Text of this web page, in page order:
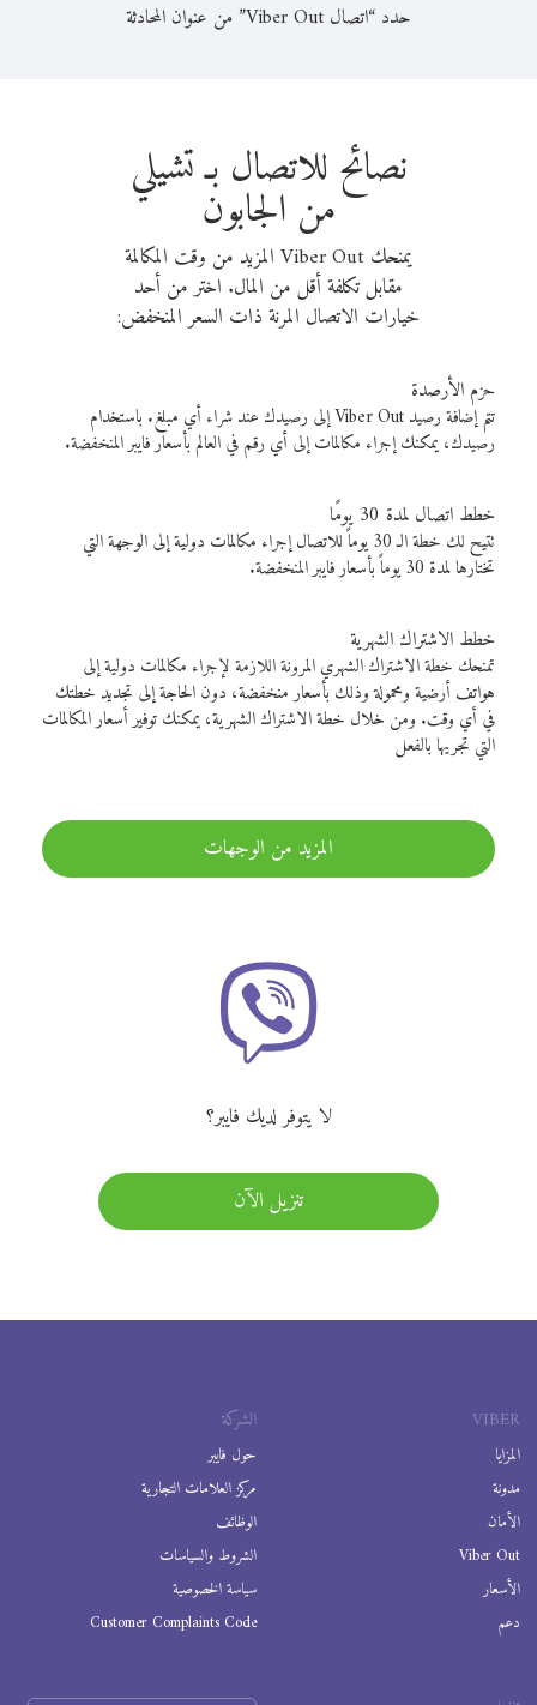
حدد “اتصال Viber Out” من عنوان المحادثة
نصائح للاتصال بـ تشيلي
من الجابون
يمنحك Viber Out المزيد من وقت المكالمة
مقابل تكلفة أقل من المال. اختر من أحد
خيارات الاتصال المرنة ذات السعر المنخفض:
حزم الأرصدة
تتم إضافة رصيد Viber Out إلى رصيدك عند شراء أي مبلغ. باستخدام
رصيدك، يمكنك إجراء مكالمات إلى أي رقم في العالم بأسعار فايبر المنخفضة.
خطط اتصال لمدة 30 يومًا
تتيح لك خطة الـ 30 يوماً للاتصال إجراء مكالمات دولية إلى الوجهة التي
تختارها لمدة 30 يوماً بأسعار فايبر المنخفضة.
خطط الاشتراك الشهرية
تمنحك خطة الاشتراك الشهري المرونة اللازمة لإجراء مكالمات دولية إلى
هواتف أرضية ومحمولة وذلك بأسعار منخفضة، دون الحاجة إلى تجديد خطتك
في أي وقت. ومن خلال خطة الاشتراك الشهرية، يمكنك توفير أسعار المكالمات
التي تجريها بالفعل
المزيد من الوجهات
لا يتوفر لديك فايبر؟
تنزيل الآن
VIBER
المزايا
مدونة
الأمان
Viber Out
الأسعار
دعم
الشركة
حول فايبر
مركز العلامات التجارية
الوظائف
الشروط والسياسات
سياسة الخصوصية
Customer Complaints Code